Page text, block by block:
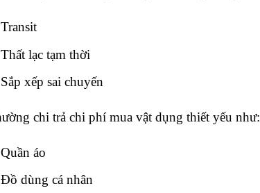
Transit
Thất lạc tạm thời
Sắp xếp sai chuyến
chi trả chi phí mua vật dụng thiết yếu như:
Quần áo
Đồ dùng cá nhân